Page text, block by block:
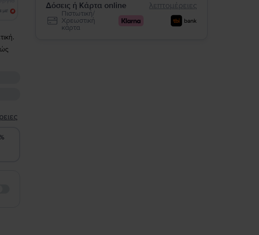
με! Δόσεις ή Κάρτα online λεπτομέρειες
Πιστωτική/
Χρεωστική
κάρτα